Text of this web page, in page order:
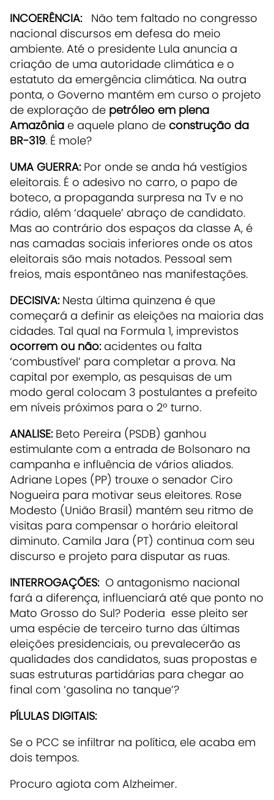
INCOERÊNCIA: Não tem faltado no congresso
nacional discursos em defesa do meio
ambiente. Até o presidente Lula anuncia a
criação de uma autoridade climática e o
estatuto da emergência climática. Na outra
ponta, o Governo mantém em curso o projeto
de exploração de petróleo em plena
Amazônia e aquele plano de construção da
BR-319. É mole?
UMA GUERRA: Por onde se anda há vestígios
eleitorais. É o adesivo no carro, o papo de
boteco, a propaganda surpresa na Tv e no
rádio, além ‘daquele’ abraço de candidato.
Mas ao contrário dos espaços da classe A, é
nas camadas sociais inferiores onde os atos
eleitorais são mais notados. Pessoal sem
freios, mais espontâneo nas manifestações.
DECISIVA:Nesta última quinzena é que
começará a definir as eleições na maioria das
cidades. Tal qual na Formula 1, imprevistos
ocorrem ou não:acidentes ou falta
‘combustível’ para completar a prova. Na
capital por exemplo, as pesquisas de um
modo geral colocam 3 postulantes a prefeito
em níveis próximos para o 2º turno.
ANALISE: Beto Pereira (PSDB) ganhou
estimulante com a entrada de Bolsonaro na
campanha e influência de vários aliados.
Adriane Lopes (PP) trouxe o senador Ciro
Nogueira para motivar seus eleitores. Rose
Modesto (União Brasil) mantém seu ritmo de
visitas para compensar o horário eleitoral
diminuto. Camila Jara (PT) continua com seu
discurso e projeto para disputar as ruas.
INTERROGAÇÕES: O antagonismo nacional
fará a diferença, influenciará até que ponto no
Mato Grosso do Sul? Poderia esse pleito ser
uma espécie de terceiro turno das últimas
eleições presidenciais, ou prevalecerão as
qualidades dos candidatos, suas propostas e
suas estruturas partidárias para chegar ao
final com ‘gasolina no tanque’?
PÍLULAS DIGITAIS:
Se o PCC se infiltrar na política, ele acaba em
dois tempos.
Procuro agiota com Alzheimer.